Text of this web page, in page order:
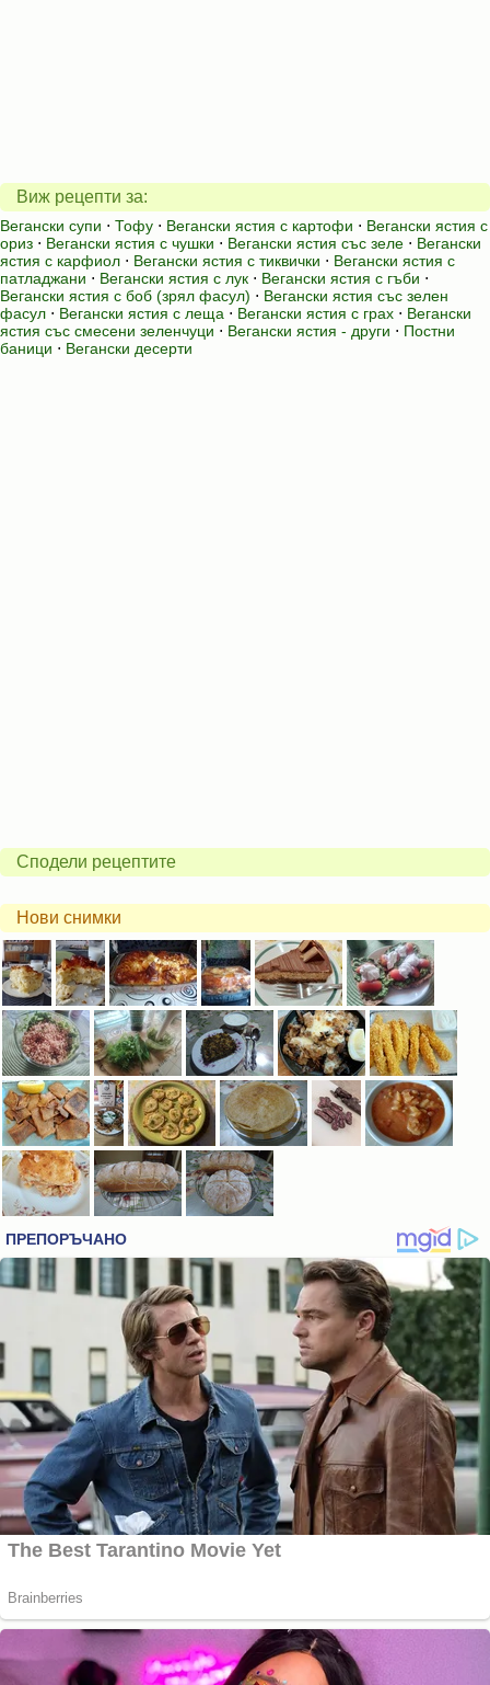
Виж рецепти за:
Вегански супи ⋅ Тофу ⋅ Вегански ястия с картофи ⋅ Вегански ястия с
ориз ⋅ Вегански ястия с чушки ⋅ Вегански ястия със зеле ⋅ Вегански
ястия с карфиол ⋅ Вегански ястия с тиквички ⋅ Вегански ястия с
патладжани ⋅ Вегански ястия с лук ⋅ Вегански ястия с гъби ⋅
Вегански ястия с боб (зрял фасул) ⋅ Вегански ястия със зелен
фасул ⋅ Вегански ястия с леща ⋅ Вегански ястия с грах ⋅ Вегански
ястия със смесени зеленчуци ⋅ Вегански ястия - други ⋅ Постни
баници ⋅ Вегански десерти
Сподели рецептите
Нови снимки